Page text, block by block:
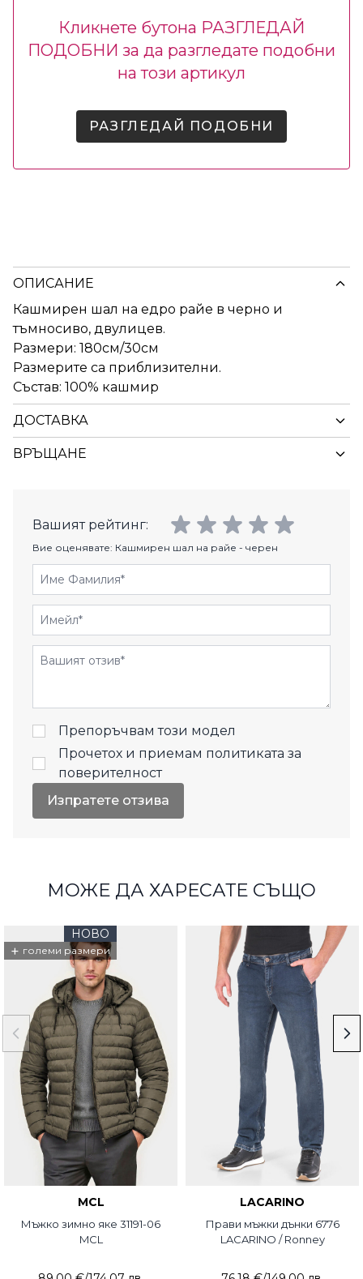
Кликнете бутона РАЗГЛЕДАЙ
ПОДОБНИ за да разгледате подобни
на този артикул
РАЗГЛЕДАЙ ПОДОБНИ
ОПИСАНИЕ
Кашмирен шал на едро райе в черно и
тъмносиво, двулицев.
Размери: 180см/30см
Размерите са приблизителни.
Състав: 100% кашмир
ДОСТАВКА
ВРЪЩАНЕ
Вашият рейтинг:
Вие оценявате: Кашмирен шал на райе - черен
Име Фамилия
Имейл
Отзиви
Препоръчвам този модел
Прочетох и приемам политиката за
поверителност
Изпратете отзива
МОЖЕ ДА ХАРЕСАТЕ СЪЩО
НОВО
+ големи размери
MCL
Мъжко зимно яке 31191-06
MCL
LACARINO
Прави мъжки дънки 6776
LACARINO / Ronney